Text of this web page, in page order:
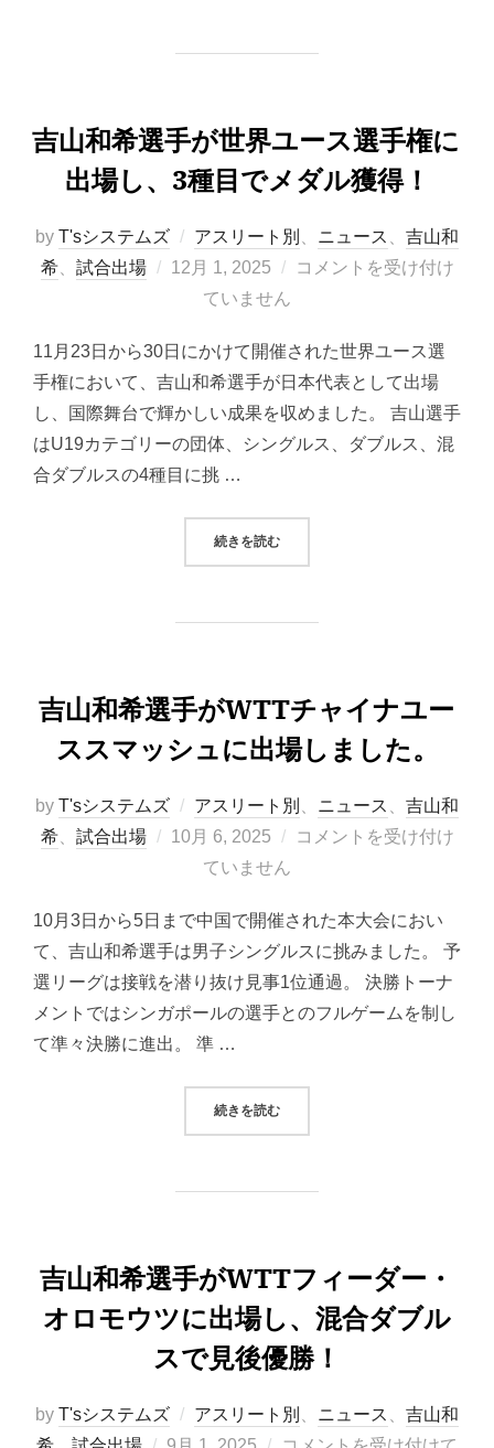
吉山和希選手が世界ユース選手権に
出場し、3種目でメダル獲得！
by T'sシステムズ アスリート別 ニュース
吉山和
希、 試合出場
投
12月 1, 2025
コメントを受け付け
ていません
11月23日から30日にかけて開催された世界ユース選
手権において、吉山和希選手が日本代表として出場
し、国際舞台で輝かしい成果を収めました。 吉山選手
はU19カテゴリーの団体、シングルス、ダブルス、混
合ダブルスの4種目に挑 …
続きを読む“吉山和希選手が世界ユース選手権
吉山和希選手がWTTチャイナユー
ススマッシュに出場しました。
by T'sシステムズ アスリート別 ニュース
吉山和
希、 試合出場
投
10月 6, 2025
コメントを受け付け
ていません
10月3日から5日まで中国で開催された本大会におい
て、吉山和希選手は男子シングルスに挑みました。 予
選リーグは接戦を潜り抜け見事1位通過。 決勝トーナ
メントではシンガポールの選手とのフルゲームを制し
て準々決勝に進出。 準 …
続きを読む“吉山和希選手がWTTチャイナユー
吉山和希選手がWTTフィーダー・
オロモウツに出場し、混合ダブル
スで見後優勝！
by T'sシステムズ アスリート別 ニュース
吉山和
投